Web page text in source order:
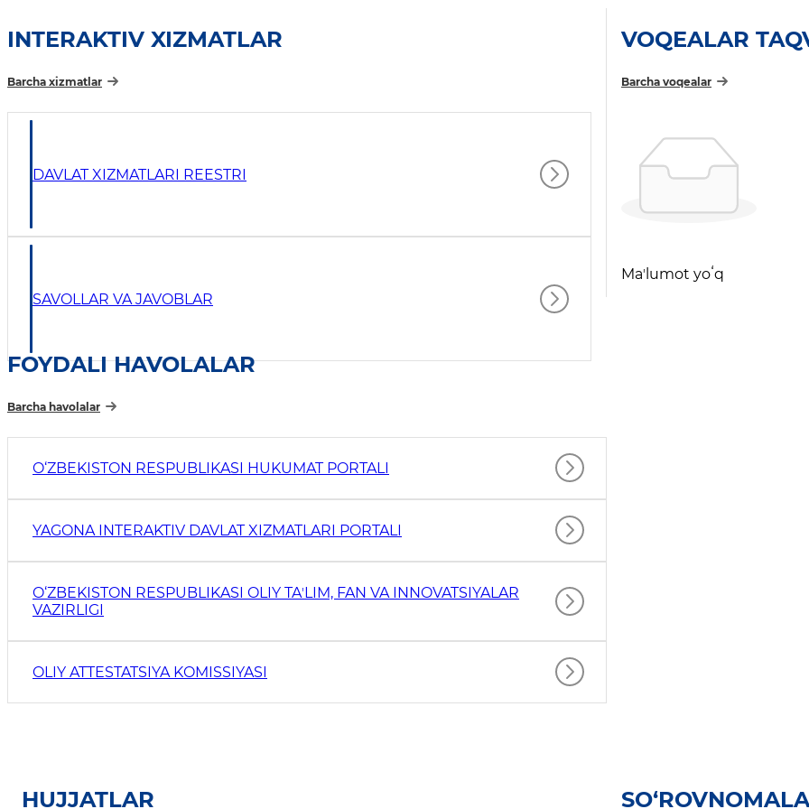
INTERAKTIV XIZMATLAR
Barcha xizmatlar
DAVLAT XIZMATLARI REESTRI
SAVOLLAR VA JAVOBLAR
VOQEALAR
Barcha voqealar
Maʼlumot yoʻq
FOYDALI HAVOLALAR
Barcha havolalar
O‘ZBEKISTON RESPUBLIKASI HUKUMAT PORTALI
YAGONA INTERAKTIV DAVLAT XIZMATLARI PORTALI
O‘ZBEKISTON RESPUBLIKASI OLIY TAʼLIM, FAN VA INNOVATSIYALAR
VAZIRLIGI
OLIY ATTESTATSIYA KOMISSIYASI
HUJJATLAR